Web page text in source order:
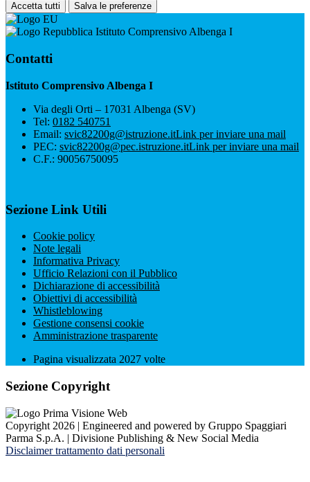
Accetta tutti Salva le preferenze
Istituto Comprensivo Albenga I
Contatti
Istituto Comprensivo Albenga I
Via degli Orti – 17031 Albenga (SV)
Tel: 0182 540751
Email: svic82200g@istruzione.itLink per inviare una mail
PEC: svic82200g@pec.istruzione.itLink per inviare una mail
C.F.: 90056750095
Sezione Link Utili
Cookie policy
Note legali
Informativa Privacy
Ufficio Relazioni con il Pubblico
Dichiarazione di accessibilità
Obiettivi di accessibilità
Whistleblowing
Gestione consensi cookie
Amministrazione trasparente
Pagina visualizzata 2027 volte
Sezione Copyright
Copyright 2026 | Engineered and powered by Gruppo Spaggiari
Parma S.p.A. | Divisione Publishing & New Social Media
Disclaimer trattamento dati personali